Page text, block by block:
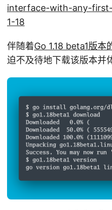
interface-with-any-
1-18
伴随着Go 1.18 beta1版本
迫不及待地下载该版本并